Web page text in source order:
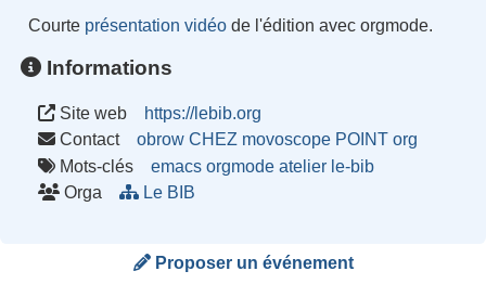
Courte présentation vidéo de l'édition avec orgmode.
Informations
Site web
https://lebib.org
Contact
obrow CHEZ movoscope POINT org
Mots-clés
emacs orgmode atelier le-bib
Orga
Le BIB
Proposer un événement